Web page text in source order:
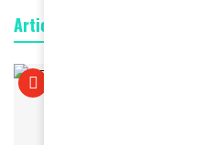
Articles connexes